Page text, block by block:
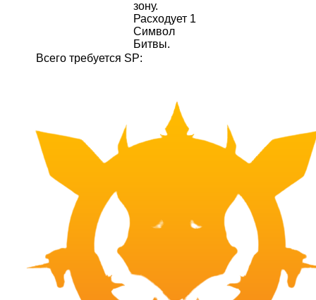
зону.
Расходует 1
Символ
Битвы.
Всего требуется SP: